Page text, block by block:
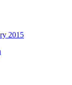
2015